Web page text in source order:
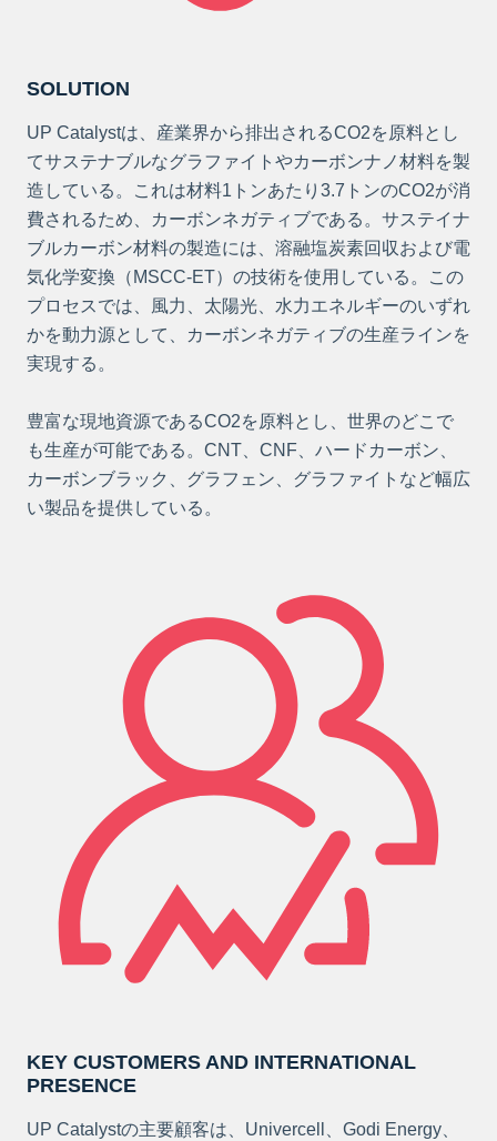
SOLUTION
UP Catalystは、産業界から排出されるCO2を原料とし
てサステナブルなグラファイトやカーボンナノ材料を製
造している。これは材料1トンあたり3.7トンのCO2が消
費されるため、カーボンネガティブである。サステイナ
ブルカーボン材料の製造には、溶融塩炭素回収および電
気化学変換（MSCC-ET）の技術を使用している。この
プロセスでは、風力、太陽光、水力エネルギーのいずれ
かを動力源として、カーボンネガティブの生産ラインを
実現する。
豊富な現地資源であるCO2を原料とし、世界のどこで
も生産が可能である。CNT、CNF、ハードカーボン、
カーボンブラック、グラフェン、グラファイトなど幅広
い製品を提供している。
KEY CUSTOMERS AND INTERNATIONAL
PRESENCE
UP Catalystの主要顧客は、Univercell、Godi Energy、